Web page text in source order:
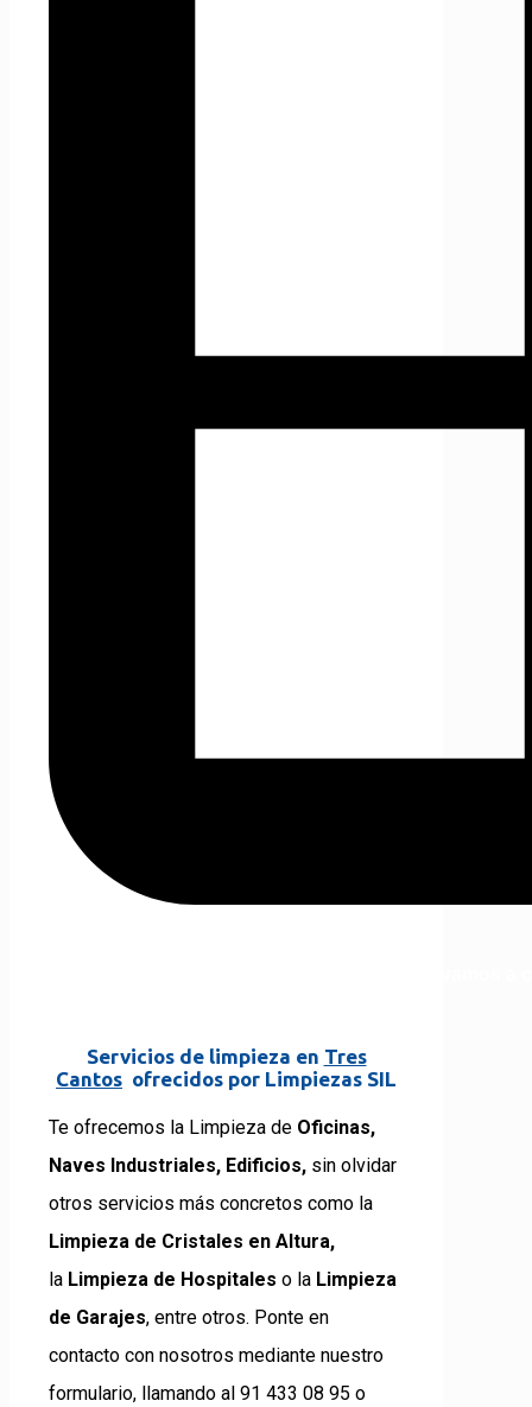
Servicios de limpieza en Tres
Cantos ofrecidos por Limpiezas SIL
Te ofrecemos la Limpieza de Oficinas,
Naves Industriales, Edificios, sin olvidar
otros servicios más concretos como la
Limpieza de Cristales en Altura,
la Limpieza de Hospitales o la Limpieza
de Garajes, entre otros. Ponte en
contacto con nosotros mediante nuestro
formulario, llamando al 91 433 08 95 o